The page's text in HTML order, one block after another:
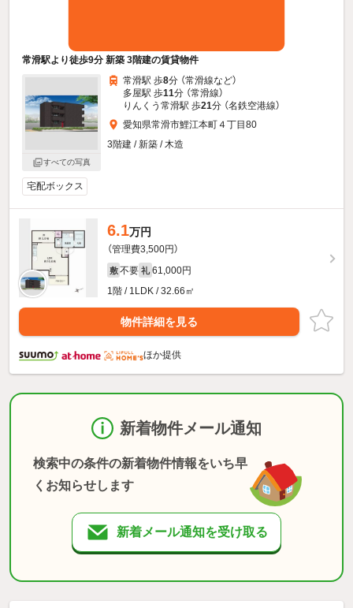
常滑駅より徒歩9分 新築 3階建の賃貸物件
すべての写真
常滑駅 歩8分 （常滑線など）
多屋駅 歩11分 （常滑線）
りんくう常滑駅 歩21分 （名鉄空港線）
愛知県常滑市鯉江本町４丁目80
3階建 / 新築 / 木造
宅配ボックス
6.1万円
（管理費3,500円）
敷 不要 礼 61,000円
1階 / 1LDK / 32.66㎡
物件詳細を見る
ほか提供
新着物件メール通知
検索中の条件の新着物件情報をいち早
くお知らせします
新着メール通知を受け取る